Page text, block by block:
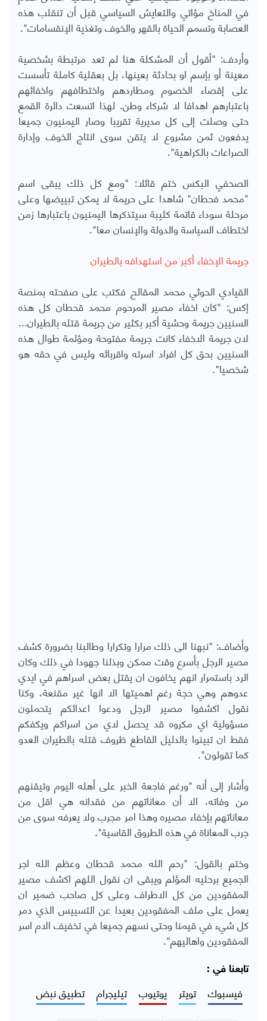
في المناخ مؤاتي والتعايش السياسي قبل أن تنقلب هذه
العصابة وتسمم الحياة بالقهر والخوف وتغذية الإنقسامات".
وأردف: "أقول أن المشكلة هنا لم تعد مرتبطة بشخصية
معينة أو بإسم او بحادثة بعينها، بل بعقلية كاملة تأسست
على إقصاء الخصوم ومطاردهم واختطافهم واخفائهم
باعتبارهم اهدافا لا شركاء وطن. لهذا اتسعت دائرة القمع
حتى وصلت إلى كل مديرية تقريبا وصار اليمنيون جميعا
يدفعون ثمن مشروع لا يتقن سوى انتاج الخوف وإدارة
الصراعات بالكراهية".
الصحفي البكس ختم قائلا: "ومع كل ذلك يبقى اسم
"محمد فحطان" شاهدا على حريمة لا يمكن تبييضها وعلى
مرحلة سوداء قاتمة كئيبة سيتذكرها اليمنيون باعتبارها زمن
اختطاف السياسة والدولة والإنسان معا".
جريمة الإخفاء أكبر من استهدافه بالطيران
القيادي الحوثي محمد المقالح فكتب على صفحته بمنصة
إكس: "‏كان اخفاء مصير المرحوم محمد قحطان كل هذه
السنيين جريمة وحشية أكبر بكثير من جريمة قتله بالطيران...
لان جريمة الاخفاء كانت جريمة مفتوحة ومؤلمة طوال هذه
السنيين بحق كل افراد اسرته واقربائه وليس في حقه هو
شخصيا".
وأضاف: "نبهنا الى ذلك مرارا وتكرارا وطالبنا بضرورة كشف
مصير الرجل بأسرع وقت ممكن وبذلنا جهودا في ذلك وكان
الرد باستمرار انهم يخافون ان يقتل بعض اسراهم في ايدي
عدوهم وهي حجة رغم اهميتها الا انها غير مقنعة، وكنا
نقول اكشفوا مصير الرجل ودعوا اعدائكم يتحملون
مسؤولية اي مكروه قد يحصل لاي من اسراكم ويكفكم
فقط ان تبينوا بالدليل القاطع ظروف قتله بالطيران العدو
كما تقولون".
وأشار إلى أنه "ورغم فاجعة الخبر على أهله اليوم وتيقنهم
من وفاته، الا أن معاناتهم من فقدانه هي اقل من
معاناتهم بإخفاء مصيره وهذا امر مجرب ولا يعرفه سوى من
جرب المعاناة في هذه الطروق القاسية".
وختم بالقول: "رحم الله محمد قحطان وعظم الله اجر
الجميع برحليه المؤلم ويبقى ان نقول اللهم اكشف مصير
المفقودين من كل الاطراف وعلى كل صاحب ضمير ان
يعمل على ملف المفقودين بعيدا عن التسييس الذي دمر
كل شيء في قيمنا وحتى نسهم جميعا في تخفيف الام اسر
المفقودين واهاليهم".
تابعنا في :
فيسبوك تويتر يوتيوب تيليجرام تطبيق نبض